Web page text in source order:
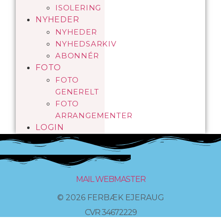
ISOLERING
NYHEDER
NYHEDER
NYHEDSARKIV
ABONNÉR
FOTO
FOTO
GENERELT
FOTO
ARRANGEMENTER
LOGIN
MAIL WEBMASTER
© 2026 FERBÆK EJERAUG
CVR 34672229